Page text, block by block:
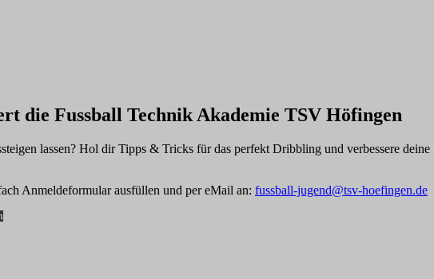
die Fussball Technik Akademie TSV Höfingen
lassen? Hol dir Tipps & Tricks für das perfekt Dribbling und verbessere
Anmeldeformular ausfüllen und per eMail an: fussball-jugend@tsv-hoefingen.de